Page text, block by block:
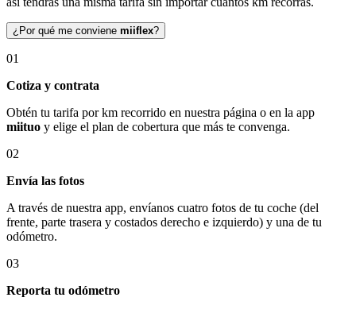
¿Por qué me conviene miiflex?
01
Cotiza y contrata
Obtén tu tarifa por km recorrido en nuestra página o en la app
miituo y elige el plan de cobertura que más te convenga.
02
Envía las fotos
A través de nuestra app, envíanos cuatro fotos de tu coche (del
frente, parte trasera y costados derecho e izquierdo) y una de tu
odómetro.
03
Reporta tu odómetro